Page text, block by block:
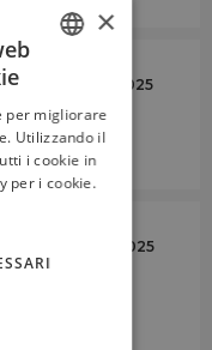
19 Dicembre 2025
18 Dicembre 2025
ENGLISH
×
per migliorare
Utilizzando il
i cookie in
per i cookie.